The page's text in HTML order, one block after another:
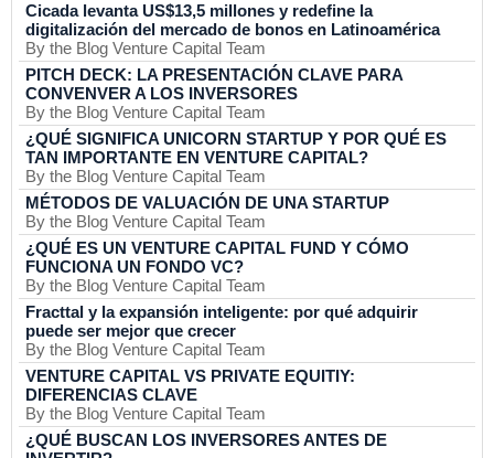
Cicada levanta US$13,5 millones y redefine la
digitalización del mercado de bonos en Latinoamérica
By the Blog Venture Capital Team
PITCH DECK: LA PRESENTACIÓN CLAVE PARA
CONVENVER A LOS INVERSORES
By the Blog Venture Capital Team
¿QUÉ SIGNIFICA UNICORN STARTUP Y POR QUÉ ES
TAN IMPORTANTE EN VENTURE CAPITAL?
By the Blog Venture Capital Team
MÉTODOS DE VALUACIÓN DE UNA STARTUP
By the Blog Venture Capital Team
¿QUÉ ES UN VENTURE CAPITAL FUND Y CÓMO
FUNCIONA UN FONDO VC?
By the Blog Venture Capital Team
Fracttal y la expansión inteligente: por qué adquirir
puede ser mejor que crecer
By the Blog Venture Capital Team
VENTURE CAPITAL VS PRIVATE EQUITIY:
DIFERENCIAS CLAVE
By the Blog Venture Capital Team
¿QUÉ BUSCAN LOS INVERSORES ANTES DE